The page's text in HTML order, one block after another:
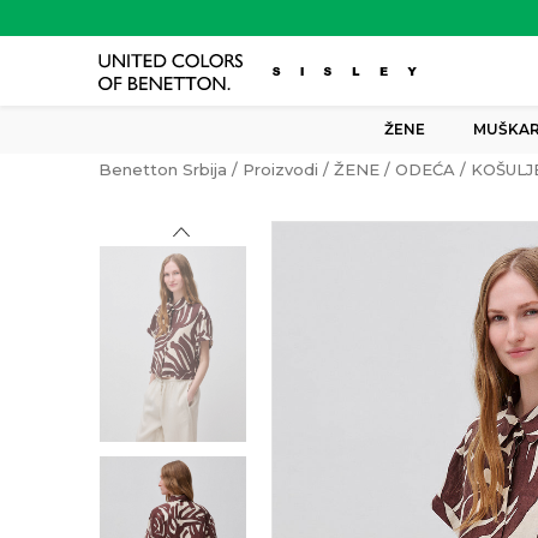
ŽENE
Benetton Srbija Proizvodi ŽENE ODEĆA